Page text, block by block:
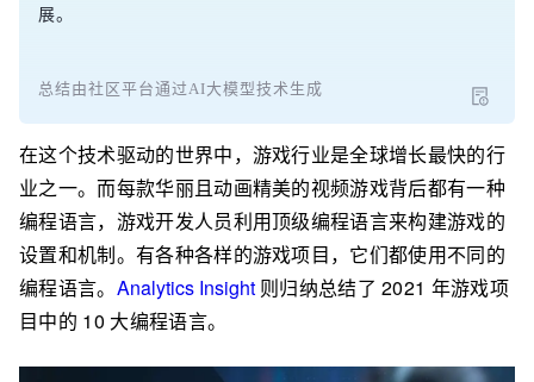
展。
总结由社区平台通过AI大模型技术生成
在这个技术驱动的世界中，游戏行业是全球增长最快的行
业之一。而每款华丽且动画精美的视频游戏背后都有一种
编程语言，游戏开发人员利用顶级编程语言来构建游戏的
设置和机制。有各种各样的游戏项目，它们都使用不同的
编程语言。 Analytics Insight则归纳总结了 2021 年游戏项
目中的 10 大编程语言。